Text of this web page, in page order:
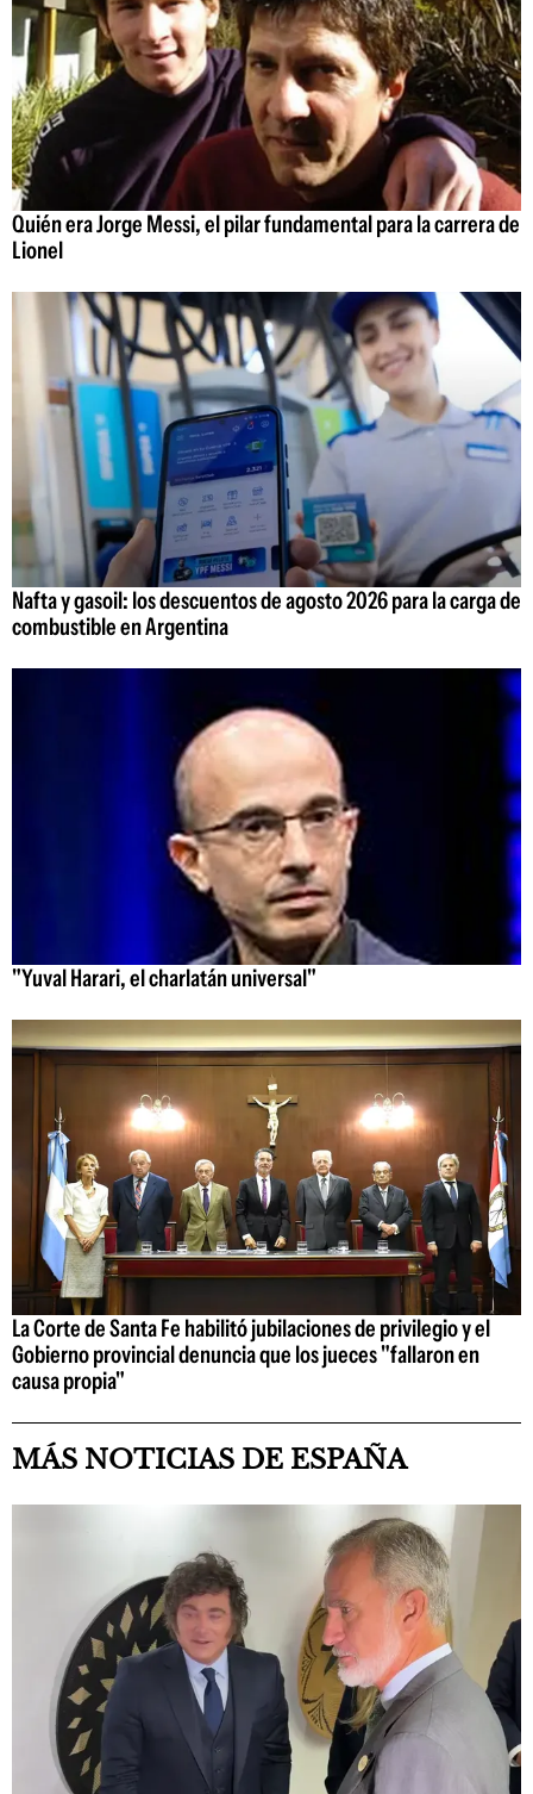
Quién era Jorge Messi, el pilar fundamental para la carrera de
Lionel
Nafta y gasoil: los descuentos de agosto 2026 para la carga de
combustible en Argentina
"Yuval Harari, el charlatán universal"
La Corte de Santa Fe habilitó jubilaciones de privilegio y el
Gobierno provincial denuncia que los jueces "fallaron en
causa propia"
MÁS NOTICIAS DE ESPAÑA